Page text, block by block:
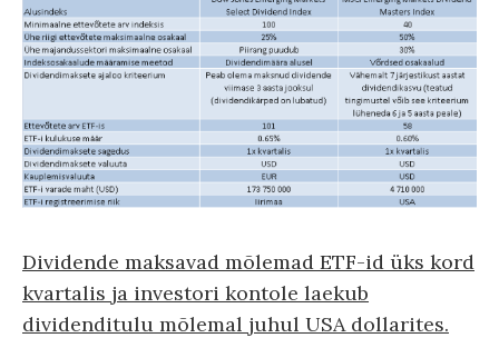
Dividende maksavad mõlemad ETF-id üks kord
kvartalis ja investori kontole laekub
dividenditulu mõlemal juhul USA dollarites.